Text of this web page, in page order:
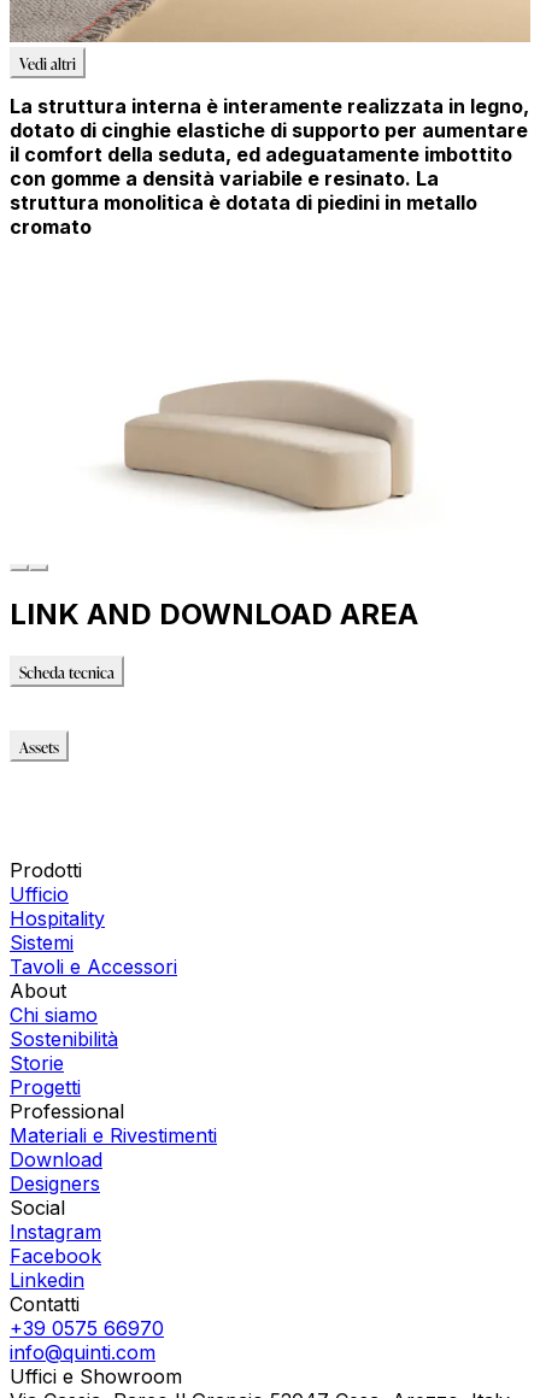
Vedi altri
La struttura interna è interamente realizzata in legno,
dotato di cinghie elastiche di supporto per aumentare
il comfort della seduta, ed adeguatamente imbottito
con gomme a densità variabile e resinato. La
struttura monolitica è dotata di piedini in metallo
cromato
LINK AND DOWNLOAD AREA
Scheda tecnica
Assets
Prodotti
Ufficio
Hospitality
Sistemi
Tavoli e Accessori
About
Chi siamo
Sostenibilità
Storie
Progetti
Professional
Materiali e Rivestimenti
Download
Designers
Social
Instagram
Facebook
Linkedin
Contatti
+39 0575 66970
info@quinti.com
Uffici e Showroom